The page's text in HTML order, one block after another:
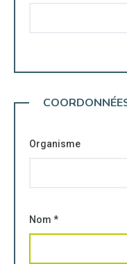
Organisme
Nom *